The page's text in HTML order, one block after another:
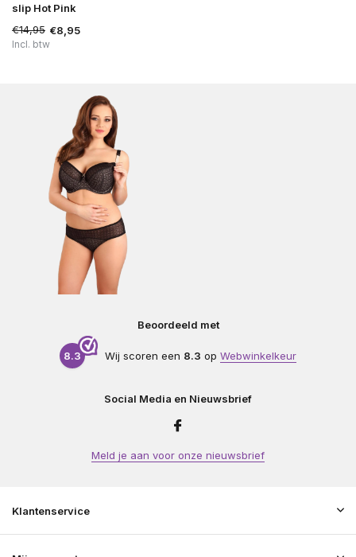
slip Hot Pink
€14,95 €8,95
Incl. btw
Beoordeeld met
8.3 Wij scoren een 8.3 op Webwinkelkeur
Social Media en Nieuwsbrief
Meld je aan voor onze nieuwsbrief
Klantenservice